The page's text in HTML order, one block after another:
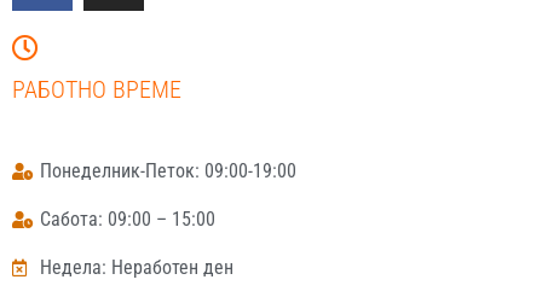
РАБОТНО ВРЕМЕ
Понеделник-Петок: 09:00-19:00
Сабота: 09:00 – 15:00
Недела: Неработен ден